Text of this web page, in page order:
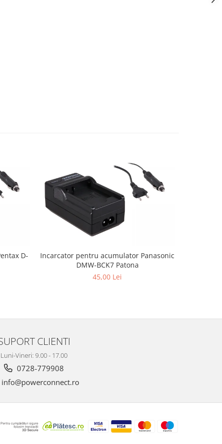
D-
Incarcator pentru acumulator Panasonic
DMW-BCK7 Patona
45,00 Lei
CLIENTI
Luni-Vineri: 9.00 - 17.00
0728-779908
info@powerconnect.ro